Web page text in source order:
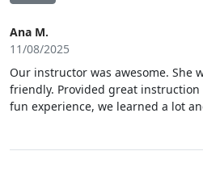
Ana M.
11/08/2025
Our instructor was awesome. She
friendly. Provided great instruction
fun experience, we learned a lot